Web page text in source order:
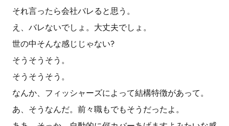
それ言ったら会社バレると思う。
え、バレないでしょ。大丈夫でしょ。
世の中そんな感じじゃない?
そうそうそう。
そうそうそう。
なんか、フィッシャーズによって結構特徴があって。
あ、そうなんだ。前々職もでもそうだったよ。